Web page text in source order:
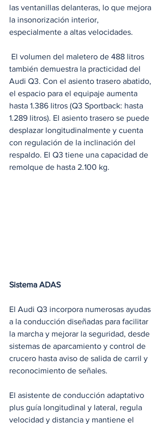
las ventanillas delanteras, lo que mejora
la insonorización interior,
especialmente a altas velocidades.
también demuestra la practicidad del
Audi Q3. Con el asiento trasero abatido,
el espacio para el equipaje aumenta
hasta 1.386 litros (Q3 Sportback: hasta
1.289 litros). El asiento trasero se puede
desplazar longitudinalmente y cuenta
con regulación de la inclinación del
respaldo. El Q3 tiene una capacidad de
remolque de hasta 2.100 kg.
Sistema ADAS
El Audi Q3 incorpora numerosas ayudas
a la conducción diseñadas para facilitar
la marcha y mejorar la seguridad, desde
sistemas de aparcamiento y control de
crucero hasta aviso de salida de carril y
reconocimiento de señales.
El asistente de conducción adaptativo
plus guía longitudinal y lateral, regula
velocidad y distancia y mantiene el